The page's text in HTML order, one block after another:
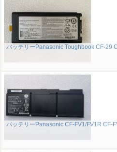
バッテリーPanasonic Toughbook CF-29
バッテリーPanasonic CF-FV1/FV1R CF-